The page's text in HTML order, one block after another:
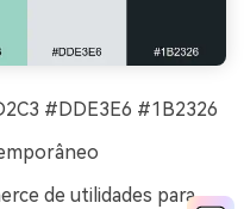
#DDE3E6 #1B2326
de utilidades para